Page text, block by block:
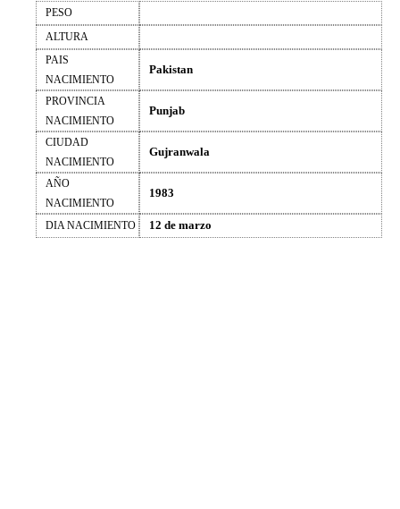
PESO
ALTURA
PAIS
NACIMIENTO
Pakistan
PROVINCIA
NACIMIENTO
Punjab
CIUDAD
NACIMIENTO
Gujranwala
AÑO
NACIMIENTO
1983
DIA NACIMIENTO 12 de marzo